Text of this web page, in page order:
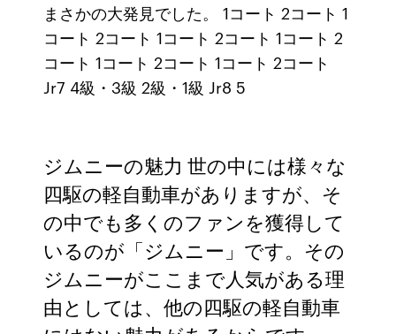
まさかの大発見でした。 1コート 2コート 1
コート 2コート 1コート 2コート 1コート 2
コート 1コート 2コート 1コート 2コート
Jr7 4級・3級 2級・1級 Jr8 5
ジムニーの魅力 世の中には様々な
四駆の軽自動車がありますが、そ
の中でも多くのファンを獲得して
いるのが「ジムニー」です。その
ジムニーがここまで人気がある理
由としては、他の四駆の軽自動車